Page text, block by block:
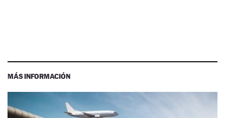
MÁS INFORMACIÓN